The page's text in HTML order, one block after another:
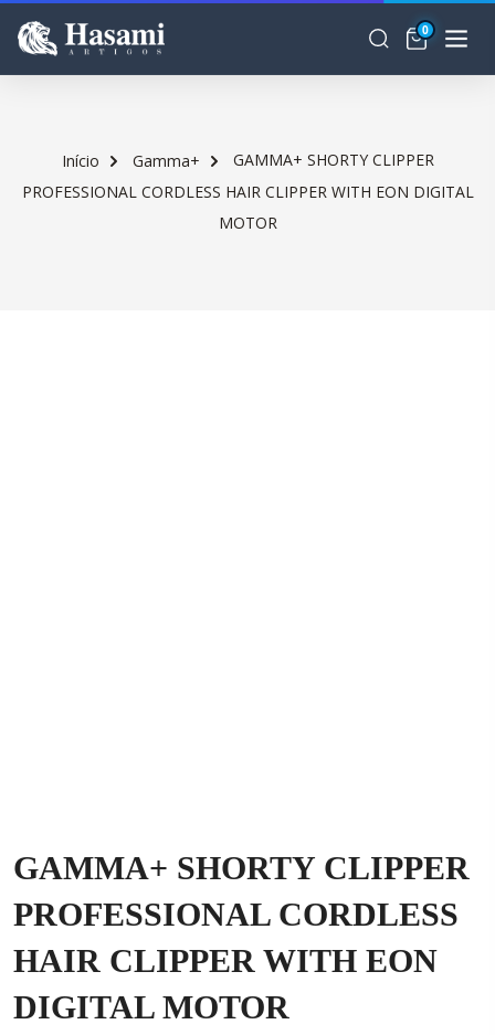
0
Início Gamma+
GAMMA+ SHORTY CLIPPER
PROFESSIONAL CORDLESS HAIR CLIPPER WITH EON DIGITAL
MOTOR
GAMMA+ SHORTY CLIPPER
PROFESSIONAL CORDLESS
HAIR CLIPPER WITH EON
DIGITAL MOTOR